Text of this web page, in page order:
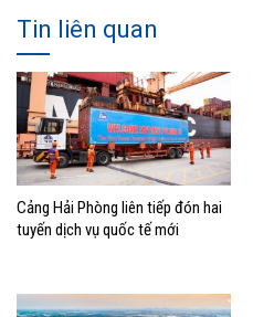
Tin liên quan
Cảng Hải Phòng liên tiếp đón hai
tuyến dịch vụ quốc tế mới